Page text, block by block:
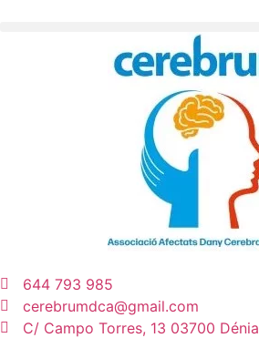
644 793 985
cerebrumdca@gmail.com
C/ Campo Torres, 13 03700 Dénia